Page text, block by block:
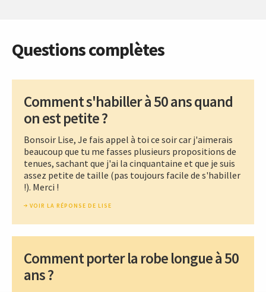
Questions complètes
Comment s'habiller à 50 ans quand
on est petite ?
Bonsoir Lise, Je fais appel à toi ce soir car j'aimerais
beaucoup que tu me fasses plusieurs propositions de
tenues, sachant que j'ai la cinquantaine et que je suis
assez petite de taille (pas toujours facile de s'habiller
!). Merci !
VOIR LA RÉPONSE DE LISE
Comment porter la robe longue à 50
ans ?